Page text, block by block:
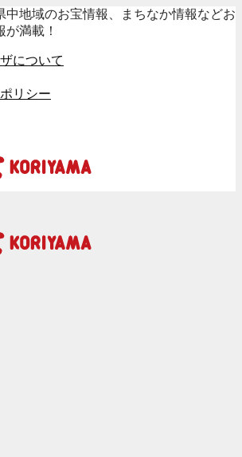
中地域のお宝情報、まちなか情報などお
満載！
について
リシー